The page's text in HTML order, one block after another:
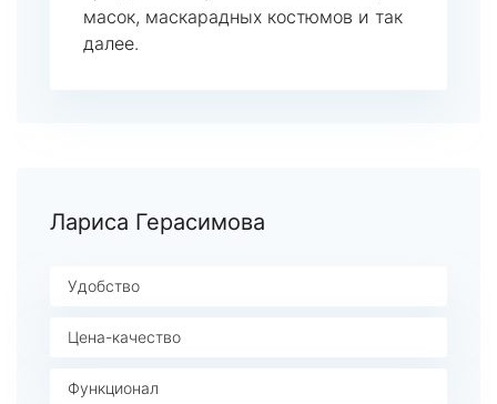
масок, маскарадных костюмов и так
далее.
Лариса Герасимова
Удобство
Цена-качество
Функционал